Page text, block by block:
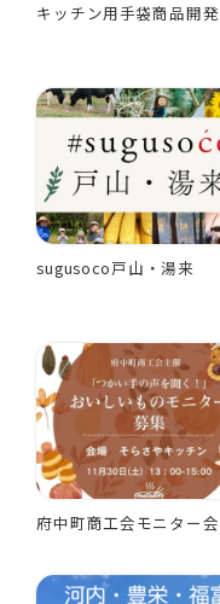
キッチン用手袋商品開発
sugusoco戸山・湯来
府中町商工会モニター会